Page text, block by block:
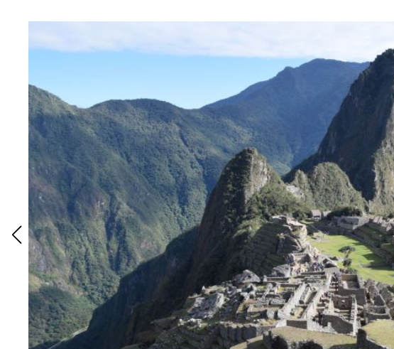
Capitala si Patrimoniu Mondial UNESCO cu un
locuri precum casa istorica Aliaga, Catedrala sau Muzeul
Arequipa
: Plimbare prin orasul interzis al Sfantei
spectaculoasa asupra Vulcanului Misti.
Colca Valley:Putem observa elegantul condor ce zboara
contempla modul de viata al localnicilor din satucele
Lake Titicaca: Este cel mai inalt lac navigabil, cu ale sale
cultura antica.
Cusco: Denumit si Capitala Antica Inca, prezinta un mix
colonial spaniol. Acolo raman ascunse fascinante
Sacsayhuaman si Puca Pucara ce asteapta sa fie
Machu Picchu
: Orasul pierdut al incasilor este ascuns
imagine spectaculoase, atat a intregului lant muntos,